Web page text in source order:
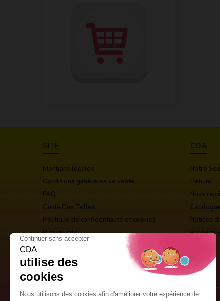
SITE
Mentions légales
Conditions générales de vente
FAQ
Guide Des Tailles
Politique de confidentialité et cookies
Plan du site
Kits de décoration
Drapeaux Personnalisés
CDA
Notre
Hélium
Nous
Notices
Produits